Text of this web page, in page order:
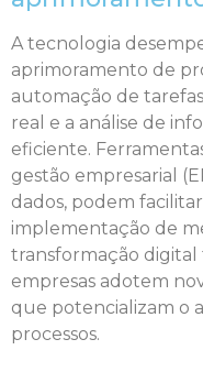
A tecnologia
aprimoramento de
automação de
real e a análise de
eficiente.
gestão empresarial
dados, podem
implementação de
transformação digital
empresas adotem
que potencializam o
processos.